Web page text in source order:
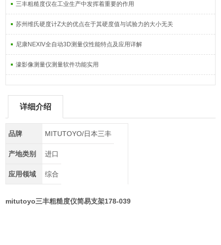
三丰粗糙度仪在工业生产中发挥着重要的作用
苏州维氏硬度计Z大的优点在于其硬度值与试验力的大小无关
尼康NEXIV全自动3D测量仪性能特点及应用详解
濠影像测量仪测量软件功能实用
详细介绍
品牌 MITUTOYO/日本三丰
产地类别 进口
应用领域 综合
mitutoyo三丰粗糙度仪简易支架178-039